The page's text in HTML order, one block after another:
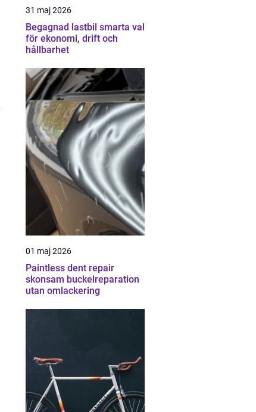
31 maj 2026
Begagnad lastbil smarta val
för ekonomi, drift och
hållbarhet
01 maj 2026
Paintless dent repair
skonsam buckelreparation
utan omlackering